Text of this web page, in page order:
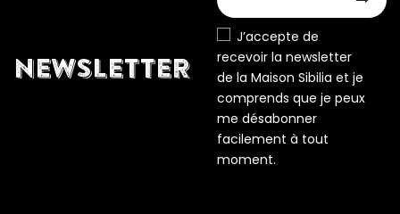
NEWSLETTER
J’accepte de
recevoir la newsletter
de la Maison Sibilia et je
comprends que je peux
me désabonner
facilement à tout
moment.